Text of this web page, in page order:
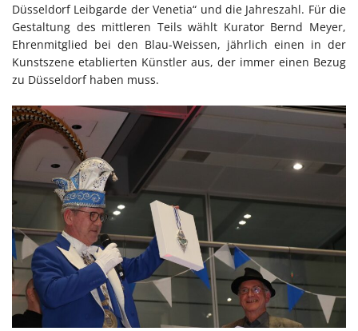
Düsseldorf Leibgarde der Venetia“ und die Jahreszahl. Für die
Gestaltung des mittleren Teils wählt Kurator Bernd Meyer,
Ehrenmitglied bei den Blau-Weissen, jährlich einen in der
Kunstszene etablierten Künstler aus, der immer einen Bezug
zu Düsseldorf haben muss.